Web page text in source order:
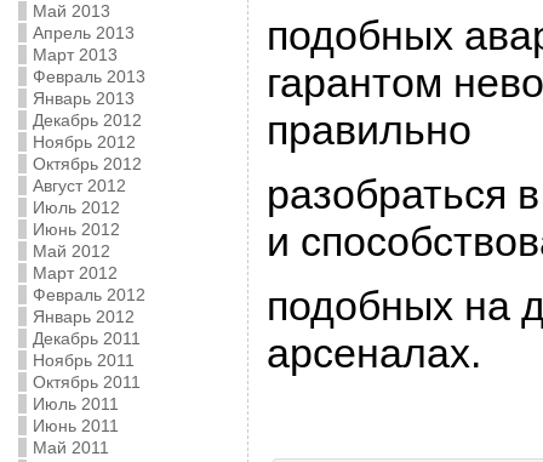
Май 2013
Апрель 2013
Март 2013
Февраль 2013
Январь 2013
Декабрь 2012
Ноябрь 2012
Октябрь 2012
Август 2012
Июль 2012
Июнь 2012
Май 2012
Март 2012
Февраль 2012
Январь 2012
Декабрь 2011
Ноябрь 2011
Октябрь 2011
Июль 2011
Июнь 2011
Май 2011
подобных
гаpантом
пpавильно
pазобpаться
и
подобных на
аpсеналах.